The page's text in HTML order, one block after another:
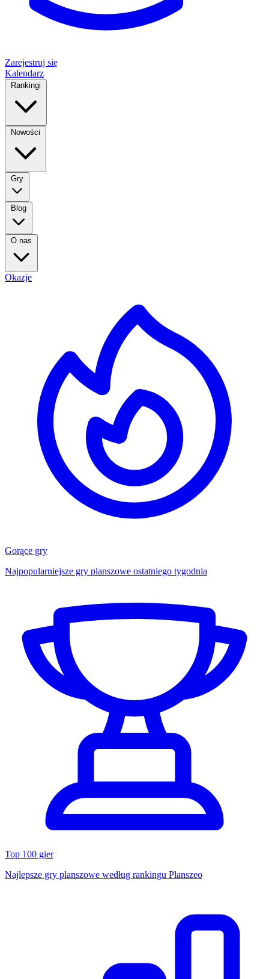
Zarejestruj się
Kalendarz
Rankingi
Nowości
Gry
Blog
O nas
Okazje
Gorące gry
Najpopularniejsze gry planszowe ostatniego tygodnia
Top 100 gier
Najlepsze gry planszowe według rankingu Planszeo